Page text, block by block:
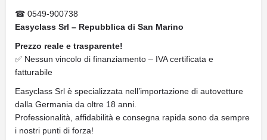
☎ 0549-900738
Easyclass Srl – Repubblica di San Marino
Prezzo reale e trasparente!
✅ Nessun vincolo di finanziamento – IVA certificata e
fatturabile
Easyclass Srl è specializzata nell’importazione di autovetture
dalla Germania da oltre 18 anni.
Professionalità, affidabilità e consegna rapida sono da sempre
i nostri punti di forza!